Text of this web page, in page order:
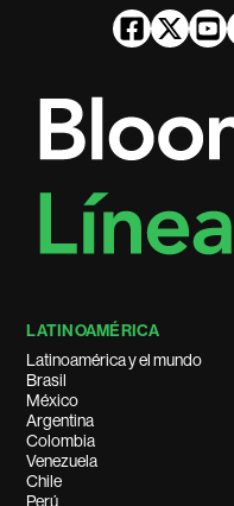
LATINOAMÉRICA
Latinoamérica y el mundo
Brasil
México
Argentina
Colombia
Venezuela
Chile
Perú